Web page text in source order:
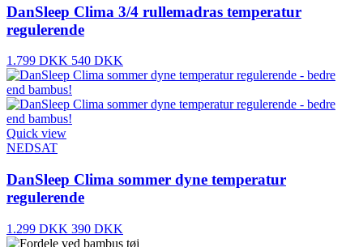
DanSleep Clima 3/4 rullemadras temperatur
regulerende
1.799 DKK 540 DKK
Quick view
NEDSAT
DanSleep Clima sommer dyne temperatur
regulerende
1.299 DKK 390 DKK